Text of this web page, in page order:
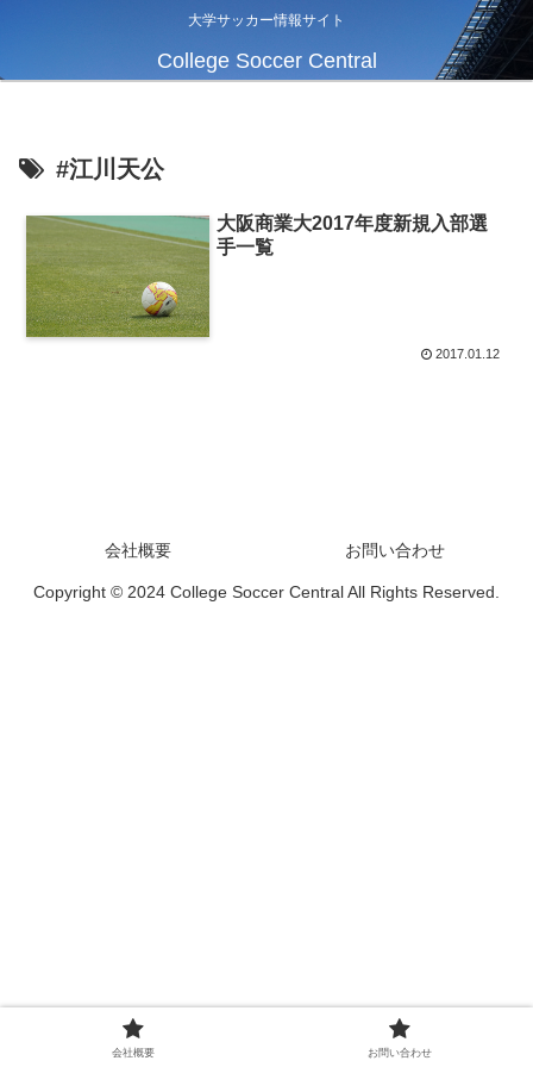
大学サッカー情報サイト
College Soccer Central
#江川天公
大阪商業大2017年度新規入部選
手一覧
2017.01.12
会社概要 お問い合わせ
Copyright © 2024 College Soccer Central All Rights Reserved.
会社概要 お問い合わせ